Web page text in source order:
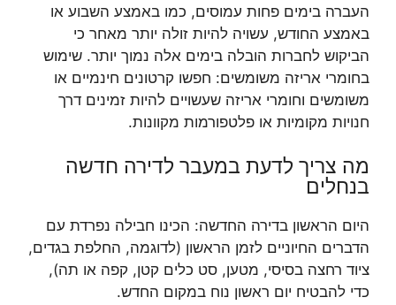
העברה בימים פחות עמוסים, כמו באמצע השבוע או
באמצע החודש, עשויה להיות זולה יותר מאחר כי
הביקוש לחברות הובלה בימים אלה נמוך יותר. שימוש
בחומרי אריזה משומשים: חפשו קרטונים חינמיים או
משומשים וחומרי אריזה שעשויים להיות זמינים דרך
חנויות מקומיות או פלטפורמות מקוונות.
מה צריך לדעת במעבר לדירה חדשה
בנחלים
היום הראשון בדירה החדשה: הכינו חבילה נפרדת עם
הדברים החיוניים לזמן הראשון (לדוגמה, החלפת בגדים,
ציוד רחצה בסיסי, מטען, סט כלים קטן, קפה או תה),
כדי להבטיח יום ראשון נוח במקום החדש.